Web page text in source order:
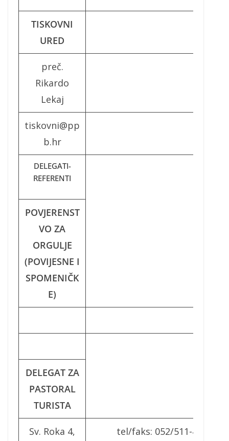
TISKOVNI
URED
preč.
Rikardo
Lekaj
tiskovni@pp
b.hr
DELEGATI-
REFERENTI
POVJERENST
VO ZA
ORGULJE
(POVIJESNE I
SPOMENIČK
E)
DELEGAT ZA
PASTORAL
TURISTA
Sv. Roka 4,
tel/faks: 052/511-420